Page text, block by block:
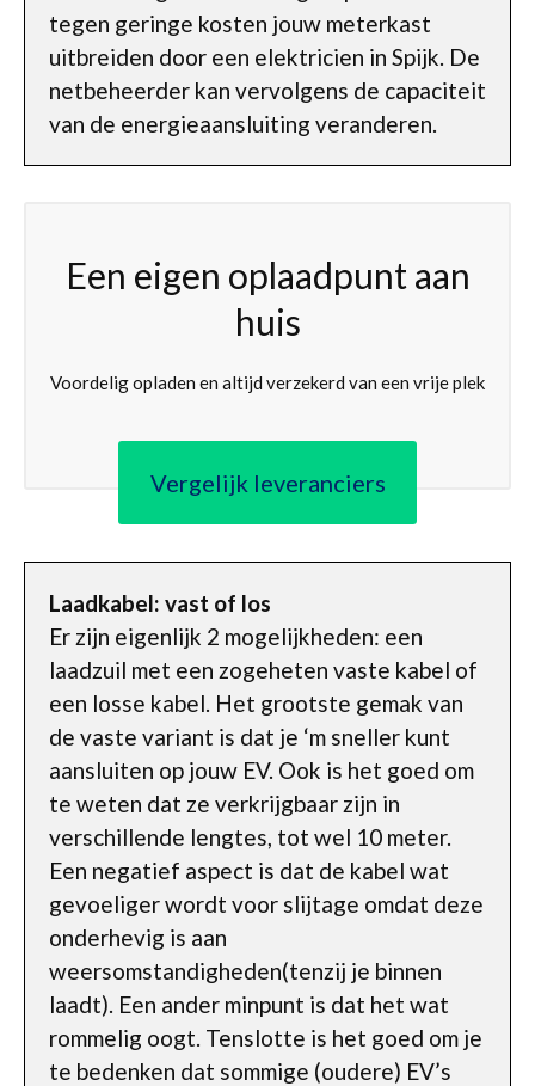
tegen geringe kosten jouw meterkast
uitbreiden door een elektricien in Spijk. De
netbeheerder kan vervolgens de capaciteit
van de energieaansluiting veranderen.
Een eigen oplaadpunt aan
huis
Voordelig opladen en altijd verzekerd van een vrije plek
Vergelijk leveranciers
Laadkabel: vast of los
Er zijn eigenlijk 2 mogelijkheden: een
laadzuil met een zogeheten vaste kabel of
een losse kabel. Het grootste gemak van
de vaste variant is dat je ‘m sneller kunt
aansluiten op jouw EV. Ook is het goed om
te weten dat ze verkrijgbaar zijn in
verschillende lengtes, tot wel 10 meter.
Een negatief aspect is dat de kabel wat
gevoeliger wordt voor slijtage omdat deze
onderhevig is aan
weersomstandigheden(tenzij je binnen
laadt). Een ander minpunt is dat het wat
rommelig oogt. Tenslotte is het goed om je
te bedenken dat sommige (oudere) EV’s